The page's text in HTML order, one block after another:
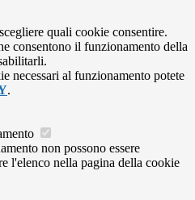
quali cookie consentire.
consentono il funzionamento della
necessari al funzionamento potete
.
non possono essere
l'elenco nella pagina della cookie